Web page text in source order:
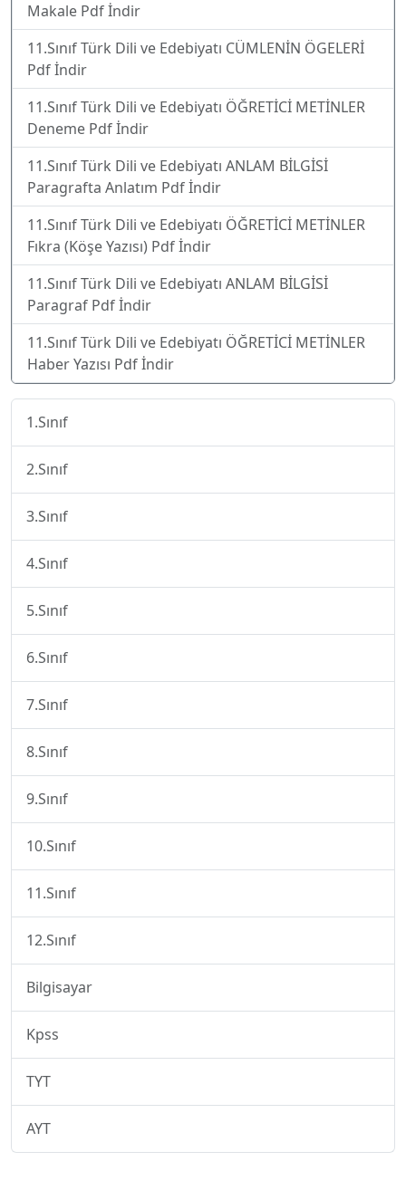
Makale Pdf İndir
11.Sınıf Türk Dili ve Edebiyatı CÜMLENİN ÖGELERİ
Pdf İndir
11.Sınıf Türk Dili ve Edebiyatı ÖĞRETİCİ METİNLER
Deneme Pdf İndir
11.Sınıf Türk Dili ve Edebiyatı ANLAM BİLGİSİ
Paragrafta Anlatım Pdf İndir
11.Sınıf Türk Dili ve Edebiyatı ÖĞRETİCİ METİNLER
Fıkra (Köşe Yazısı) Pdf İndir
11.Sınıf Türk Dili ve Edebiyatı ANLAM BİLGİSİ
Paragraf Pdf İndir
11.Sınıf Türk Dili ve Edebiyatı ÖĞRETİCİ METİNLER
Haber Yazısı Pdf İndir
1.Sınıf
2.Sınıf
3.Sınıf
4.Sınıf
5.Sınıf
6.Sınıf
7.Sınıf
8.Sınıf
9.Sınıf
10.Sınıf
11.Sınıf
12.Sınıf
Bilgisayar
Kpss
TYT
AYT